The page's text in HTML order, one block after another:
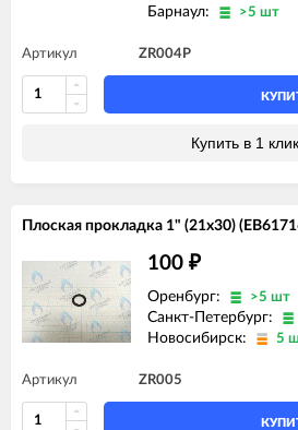
Барнаул: >5 шт
Артикул ZR004P
Купить в 1 клик
Плоская прокладка 1" (21x30)
100 ₽
Оренбург: >5 шт
Санкт-Петербург:
Новосибирск: 5
Артикул ZR005